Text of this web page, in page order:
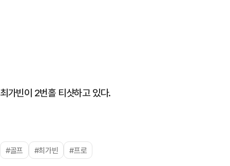
최가빈이 2번홀 티샷하고 있다.
#골프 #최가빈 #프로